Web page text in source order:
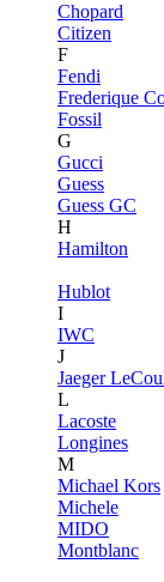
Chopard
Citizen
F
Fendi
Frederique
Fossil
G
Gucci
Guess
Guess GC
H
Hamilton
Hublot
I
IWC
J
Jaeger
L
Lacoste
Longines
M
Michael Kors
Michele
MIDO
Montblanc